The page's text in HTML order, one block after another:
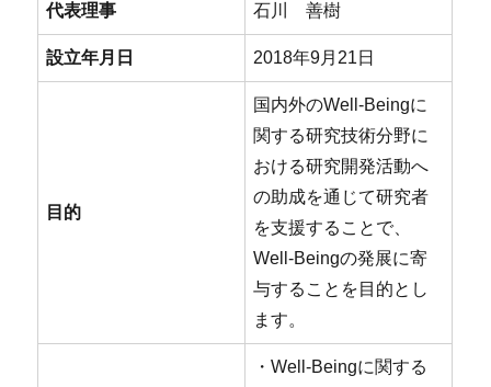
代表理事 石川 善樹
設立年月日 2018年9月21日
目的
国内外のWell-Beingに
関する研究技術分野に
おける研究開発活動へ
の助成を通じて研究者
を支援することで、
Well-Beingの発展に寄
与することを目的とし
ます。
・Well-Beingに関する